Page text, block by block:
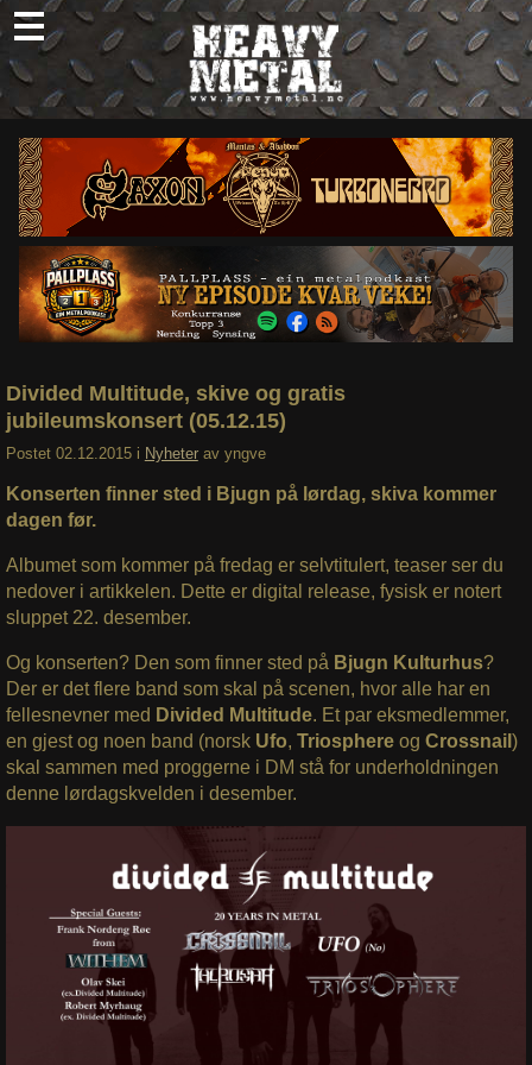
Skip
to
content
Nyheter
Omtaler
Intervjuer
Om oss
Abonner
Søk
Divided Multitude, skive og gratis
jubileumskonsert (05.12.15)
Postet 02.12.2015 i Nyheter av yngve
Konserten finner sted i Bjugn på lørdag, skiva kommer
dagen før.
Albumet som kommer på fredag er selvtitulert, teaser ser du
nedover i artikkelen. Dette er digital release, fysisk er notert
sluppet 22. desember.
Og konserten? Den som finner sted på Bjugn Kulturhus?
Der er det flere band som skal på scenen, hvor alle har en
fellesnevner med Divided Multitude. Et par eksmedlemmer,
en gjest og noen band (norsk Ufo, Triosphere og Crossnail )
skal sammen med proggerne i DM stå for underholdningen
denne lørdagskvelden i desember.